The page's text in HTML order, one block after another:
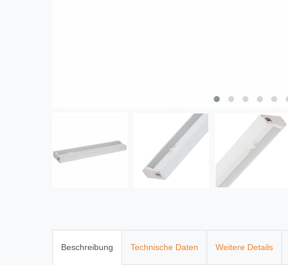
Beschreibung Technische Daten Weitere Details